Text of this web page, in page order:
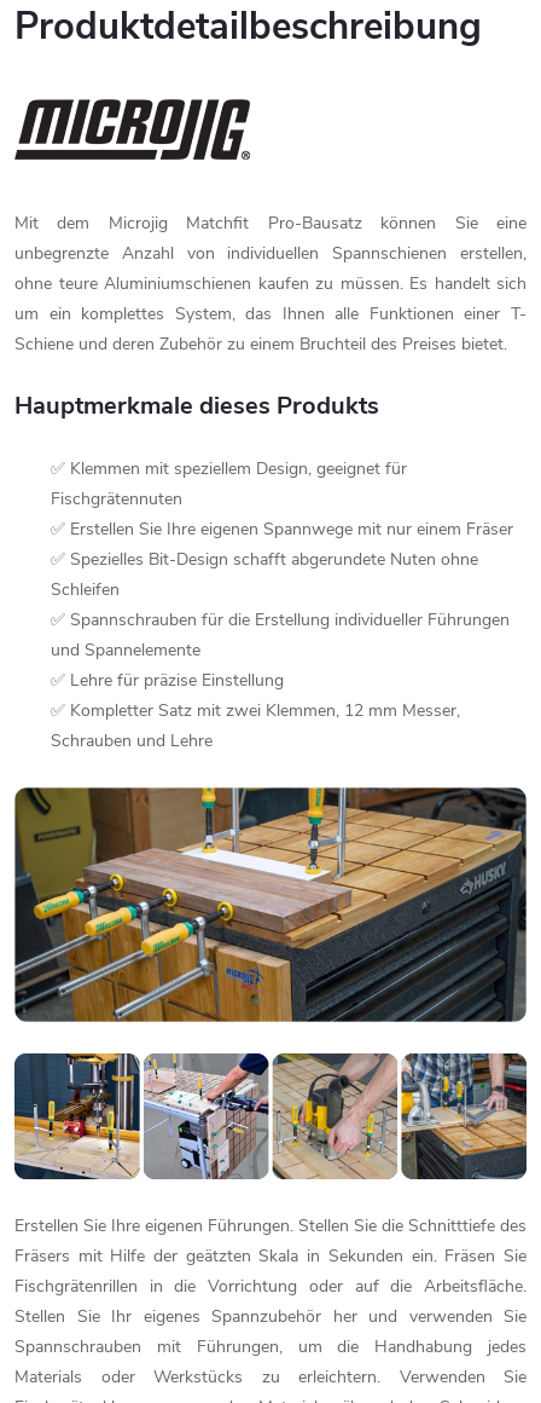
Produktdetailbeschreibung
Mit dem Microjig Matchfit Pro-Bausatz können Sie eine
unbegrenzte Anzahl von individuellen Spannschienen erstellen,
ohne teure Aluminiumschienen kaufen zu müssen. Es handelt sich
um ein komplettes System, das Ihnen alle Funktionen einer T-
Schiene und deren Zubehör zu einem Bruchteil des Preises bietet.
Hauptmerkmale dieses Produkts
✅ Klemmen mit speziellem Design, geeignet für
Fischgrätennuten
✅ Erstellen Sie Ihre eigenen Spannwege mit nur einem Fräser
✅ Spezielles Bit-Design schafft abgerundete Nuten ohne
Schleifen
✅ Spannschrauben für die Erstellung individueller Führungen
und Spannelemente
✅ Lehre für präzise Einstellung
✅ Kompletter Satz mit zwei Klemmen, 12 mm Messer,
Schrauben und Lehre
Erstellen Sie Ihre eigenen Führungen. Stellen Sie die Schnitttiefe des
Fräsers mit Hilfe der geätzten Skala in Sekunden ein. Fräsen Sie
Fischgrätenrillen in die Vorrichtung oder auf die Arbeitsfläche.
Stellen Sie Ihr eigenes Spannzubehör her und verwenden Sie
Spannschrauben mit Führungen, um die Handhabung jedes
Materials oder Werkstücks zu erleichtern. Verwenden Sie